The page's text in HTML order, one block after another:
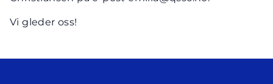
Vi gleder oss!